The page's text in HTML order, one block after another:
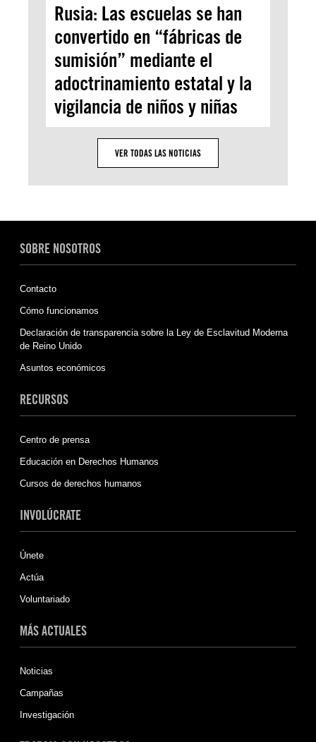
Rusia: Las escuelas se han
convertido en “fábricas de
sumisión” mediante el
adoctrinamiento estatal y la
vigilancia de niños y niñas
VER TODAS LAS NOTICIAS
SOBRE NOSOTROS
Contacto
Cómo funcionamos
Declaración de transparencia sobre la Ley de Esclavitud Moderna
de Reino Unido
Asuntos económicos
RECURSOS
Centro de prensa
Educación en Derechos Humanos
Cursos de derechos humanos
INVOLÚCRATE
Únete
Actúa
Voluntariado
MÁS ACTUALES
Noticias
Campañas
Investigación